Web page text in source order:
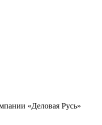
«Деловая Русь»